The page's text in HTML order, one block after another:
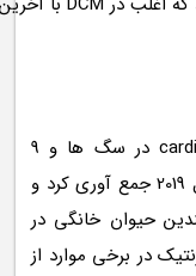
FDA 515 گزارش از cardiomyopathy dilated در سگ ها و 9
مورد در گربه ها را بین ژانویه 2014 تا آوریل 2019 جمع آوری کرد و
حیوان خانگی در
در برخی موارد از